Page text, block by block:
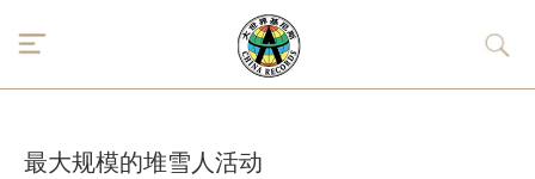
最大规模的堆雪人活动